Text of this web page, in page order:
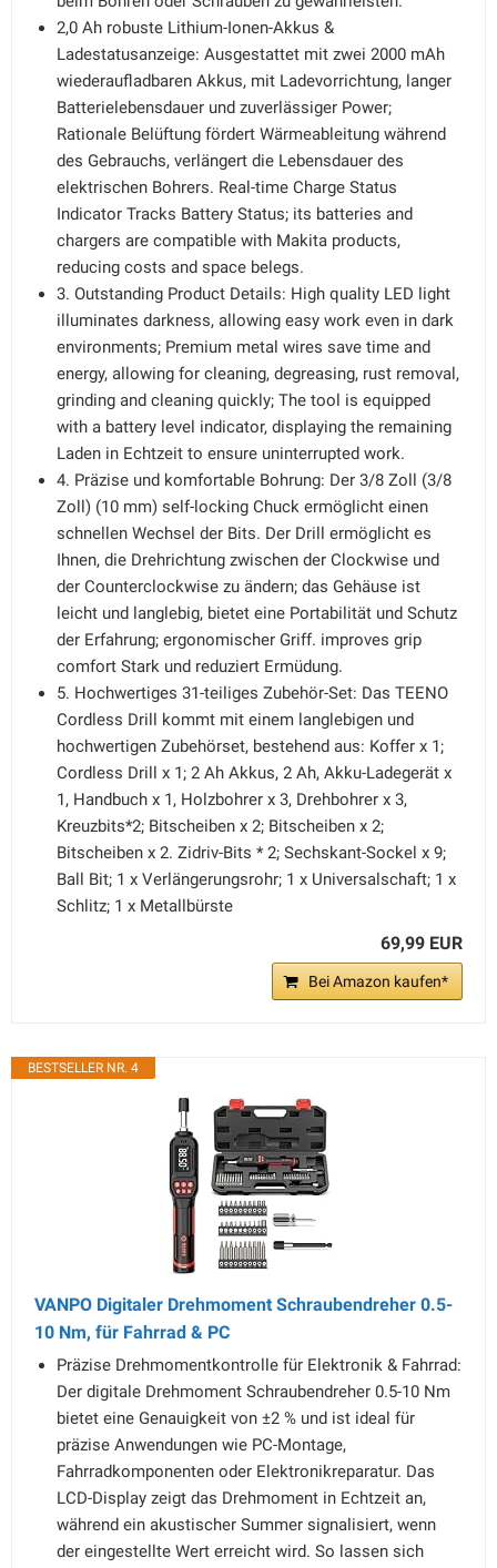
2,0 Ah robuste Lithium-Ionen-Akkus &
Ladestatusanzeige: Ausgestattet mit zwei 2000 mAh
wiederaufladbaren Akkus, mit Ladevorrichtung, langer
Batterielebensdauer und zuverlässiger Power;
Rationale Belüftung fördert Wärmeableitung während
des Gebrauchs, verlängert die Lebensdauer des
elektrischen Bohrers. Real-time Charge Status
Indicator Tracks Battery Status; its batteries and
chargers are compatible with Makita products,
reducing costs and space belegs.
3. Outstanding Product Details: High quality LED light
illuminates darkness, allowing easy work even in dark
environments; Premium metal wires save time and
energy, allowing for cleaning, degreasing, rust removal,
grinding and cleaning quickly; The tool is equipped
with a battery level indicator, displaying the remaining
Laden in Echtzeit to ensure uninterrupted work.
4. Präzise und komfortable Bohrung: Der 3/8 Zoll (3/8
Zoll) (10 mm) self-locking Chuck ermöglicht einen
schnellen Wechsel der Bits. Der Drill ermöglicht es
Ihnen, die Drehrichtung zwischen der Clockwise und
der Counterclockwise zu ändern; das Gehäuse ist
leicht und langlebig, bietet eine Portabilität und Schutz
der Erfahrung; ergonomischer Griff. improves grip
comfort Stark und reduziert Ermüdung.
5. Hochwertiges 31-teiliges Zubehör-Set: Das TEENO
Cordless Drill kommt mit einem langlebigen und
hochwertigen Zubehörset, bestehend aus: Koffer x 1;
Cordless Drill x 1; 2 Ah Akkus, 2 Ah, Akku-Ladegerät x
1, Handbuch x 1, Holzbohrer x 3, Drehbohrer x 3,
Kreuzbits*2; Bitscheiben x 2; Bitscheiben x 2;
Bitscheiben x 2. Zidriv-Bits * 2; Sechskant-Sockel x 9;
Ball Bit; 1 x Verlängerungsrohr; 1 x Universalschaft; 1 x
Schlitz; 1 x Metallbürste
69,99 EUR
Bei Amazon kaufen*
BESTSELLER NR. 4
VANPO Digitaler Drehmoment Schraubendreher 0.5-
10 Nm, für Fahrrad & PC
Präzise Drehmomentkontrolle für Elektronik & Fahrrad:
Der digitale Drehmoment Schraubendreher 0.5-10 Nm
bietet eine Genauigkeit von ±2 % und ist ideal für
präzise Anwendungen wie PC-Montage,
Fahrradkomponenten oder Elektronikreparatur. Das
LCD-Display zeigt das Drehmoment in Echtzeit an,
während ein akustischer Summer signalisiert, wenn
der eingestellte Wert erreicht wird. So lassen sich